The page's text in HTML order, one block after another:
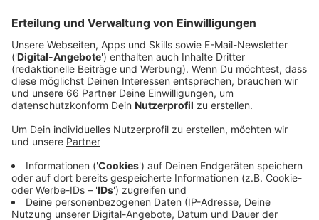
Beeinträchtigungen gibt es sowohl im Regional- als
auch im Fernverkehr.
Anzeige
Bahnen werden umgeleitet
Anzeige